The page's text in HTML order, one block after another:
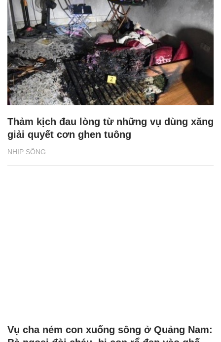
NHỊP SỐNG
Thảm kịch đau lòng từ những vụ dùng xăng
giải quyết cơn ghen tuông
Vụ cha ném con xuống sông ở Quảng Nam: